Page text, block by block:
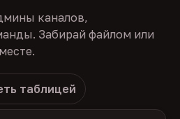
каналов,
Забирай файлом или
таблицей